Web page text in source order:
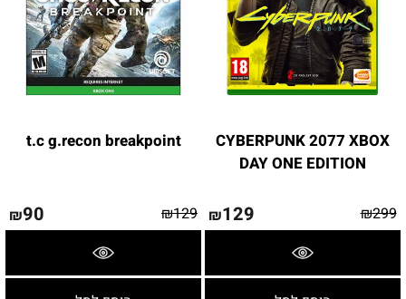
CYBERPUNK 2077 XBOX
DAY ONE EDITION
₪299
₪129
t.c g.recon breakpoint
₪129
₪90